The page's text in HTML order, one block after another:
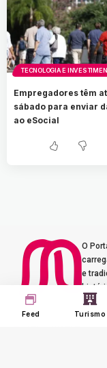
TECNOLOGIA E
Empregadores têm
sábado para enviar
ao eSocial
O
e
Feed Turismo